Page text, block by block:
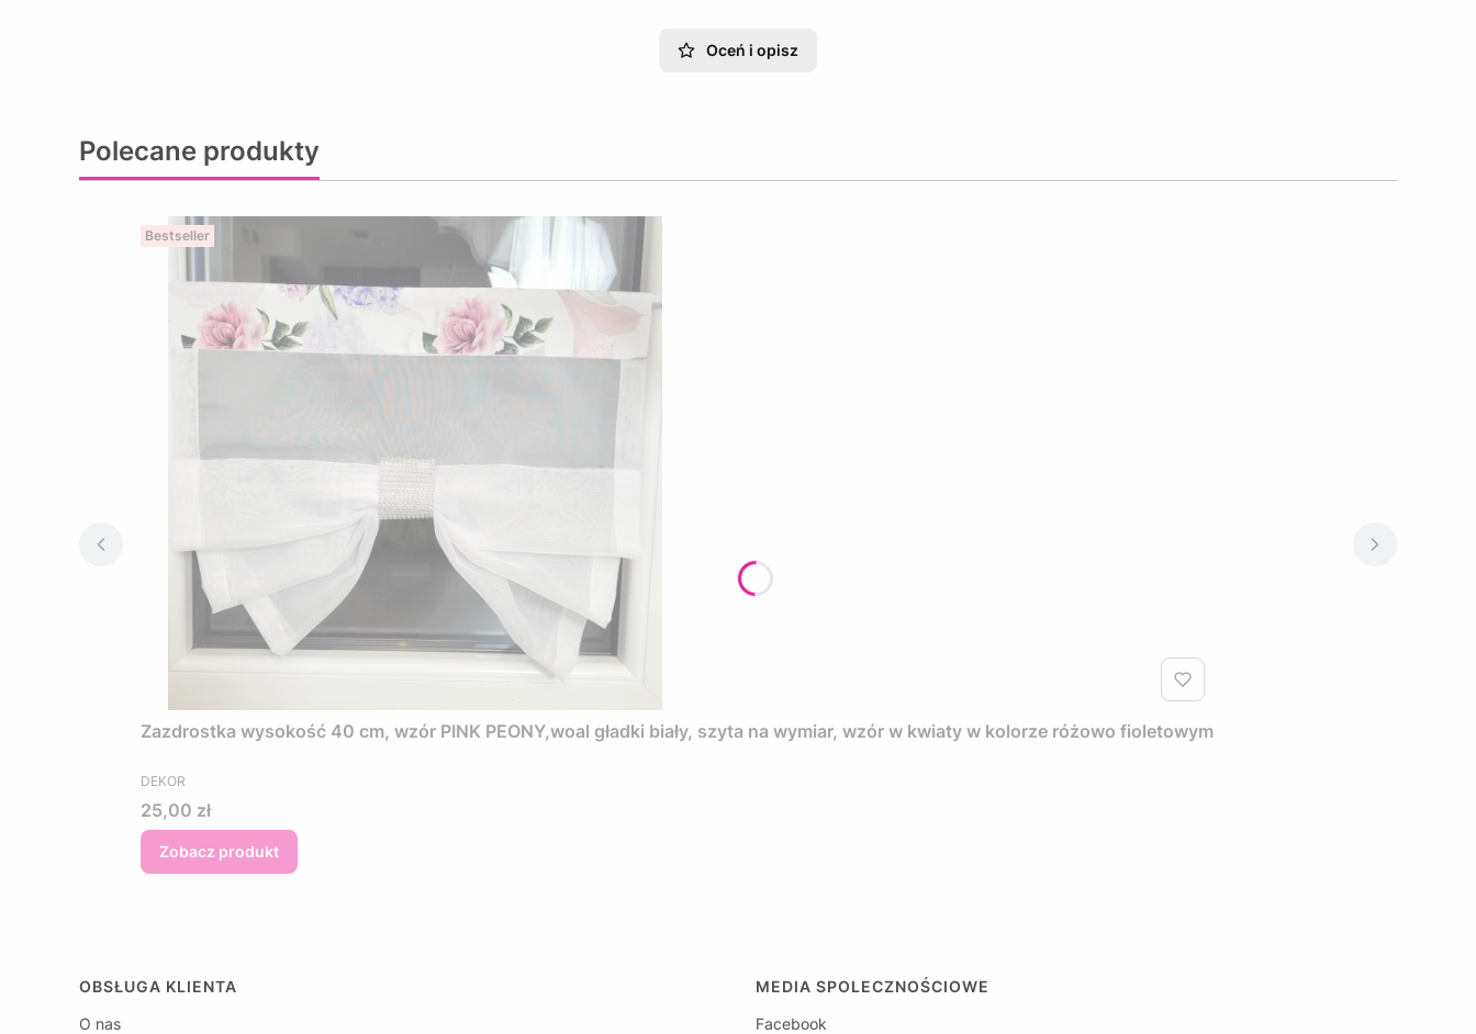
Oceń i opisz
Polecane produkty
Bestseller
Zazdrostka wysokość 40 cm, wzór PINK PEONY,woal gładki biały, szyta na wymiar, wzór w kwiaty w kolorze różowo fioletowym
PRODUCENT
DEKOR
Cena
25,00 zł
Zobacz produkt
Linki w stopce
OBSŁUGA KLIENTA
O nas
MEDIA SPOLECZNOŚCIOWE
Facebook